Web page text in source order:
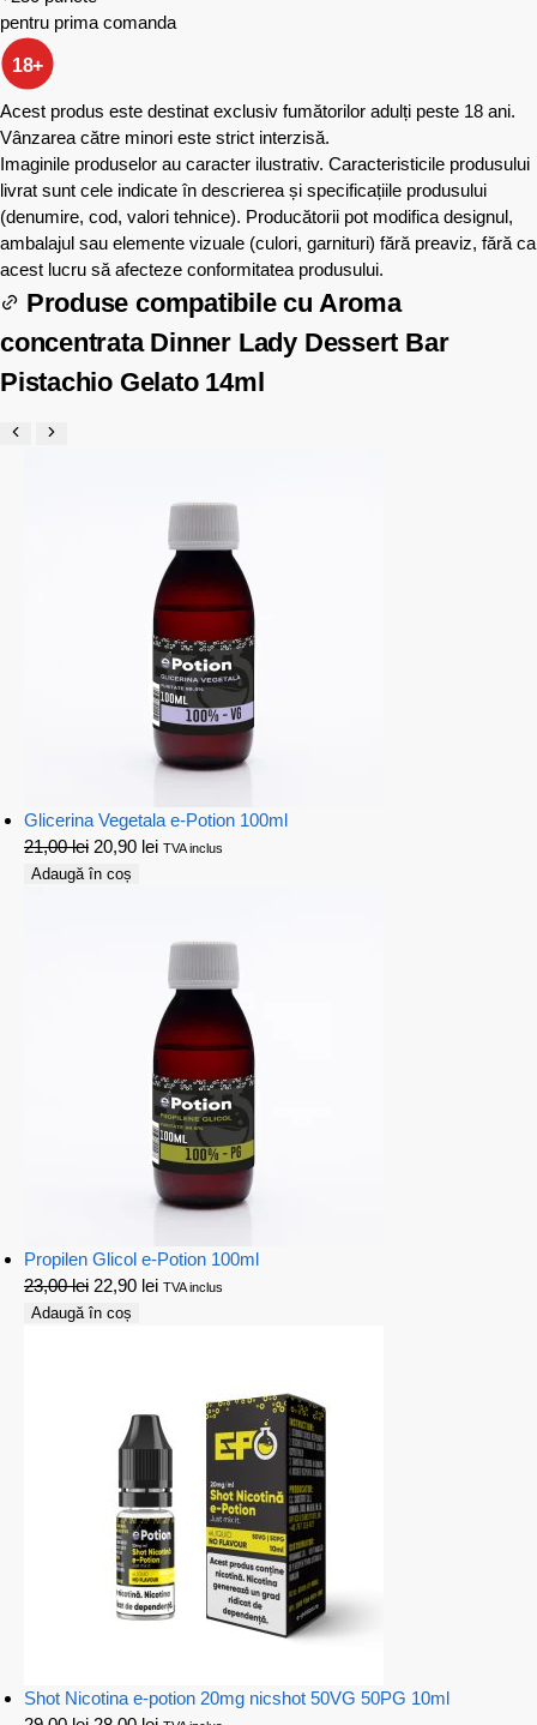
pentru prima comanda
18+
Acest produs este destinat exclusiv fumătorilor adulți peste 18 ani.
Vânzarea către minori este strict interzisă.
Imaginile produselor au caracter ilustrativ. Caracteristicile produsului
livrat sunt cele indicate în descrierea și specificațiile produsului
(denumire, cod, valori tehnice). Producătorii pot modifica designul,
ambalajul sau elemente vizuale (culori, garnituri) fără preaviz, fără ca
acest lucru să afecteze conformitatea produsului.
Produse compatibile cu Aroma
concentrata Dinner Lady Dessert Bar
Pistachio Gelato 14ml
Glicerina Vegetala e-Potion 100ml
21,00lei 20,90 lei TVA inclus
Adaugă în coș
Propilen Glicol e-Potion 100ml
23,00lei 22,90 lei TVA inclus
Adaugă în coș
Shot Nicotina e-potion 20mg nicshot 50VG 50PG 10ml